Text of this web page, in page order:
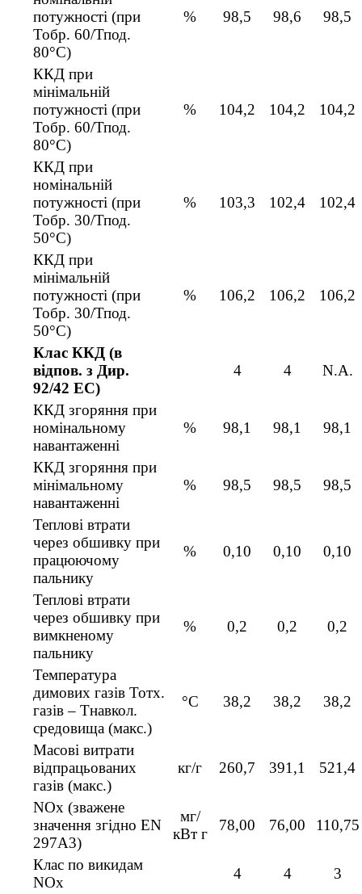
потужності (при
Тобр. 60/Тпод.
80°C)
% 98,5 98,6 98,5
ККД при
мінімальній
потужності (при
Тобр. 60/Тпод.
80°C)
% 104,2 104,2 104,2
ККД при
номінальній
потужності (при
Тобр. 30/Тпод.
50°C)
% 103,3 102,4 102,4
ККД при
мінімальній
потужності (при
Тобр. 30/Тпод.
50°C)
% 106,2 106,2 106,2
Клас ККД (в
відпов. з Дир.
92/42 ЕС)
4 4 N.A.
ККД згоряння при
номінальному
навантаженні
% 98,1 98,1 98,1
ККД згоряння при
мінімальному
навантаженні
% 98,5 98,5 98,5
Теплові втрати
через обшивку при
працюючому
пальнику
% 0,10 0,10 0,10
Теплові втрати
через обшивку при
вимкненому
пальнику
% 0,2 0,2 0,2
Температура
димових газів Тотх.
газів – Тнавкол.
средовища (макс.)
°C 38,2 38,2 38,2
Масові витрати
відпрацьованих
газів (макс.)
кг/г 260,7 391,1 521,4
NOx (зважене
значення згідно EN
297A3)
мг/
кВт г
78,00 76,00 110,75
Клас по викидам
NOx
4 4
3